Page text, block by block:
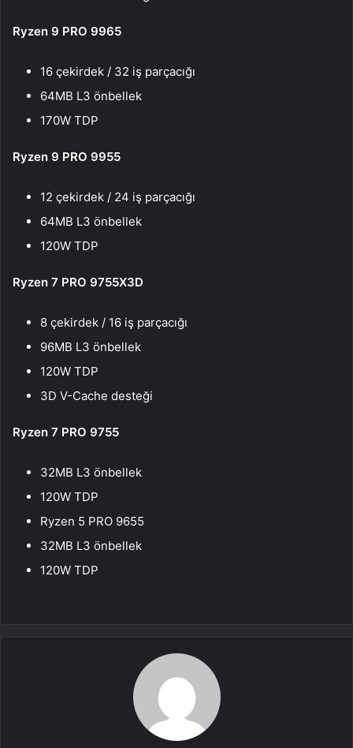
Ryzen 9 PRO 9965
16 çekirdek / 32 iş parçacığı
64MB L3 önbellek
170W TDP
Ryzen 9 PRO 9955
12 çekirdek / 24 iş parçacığı
64MB L3 önbellek
120W TDP
Ryzen 7 PRO 9755X3D
8 çekirdek / 16 iş parçacığı
96MB L3 önbellek
120W TDP
3D V-Cache desteği
Ryzen 7 PRO 9755
32MB L3 önbellek
120W TDP
Ryzen 5 PRO 9655
32MB L3 önbellek
120W TDP